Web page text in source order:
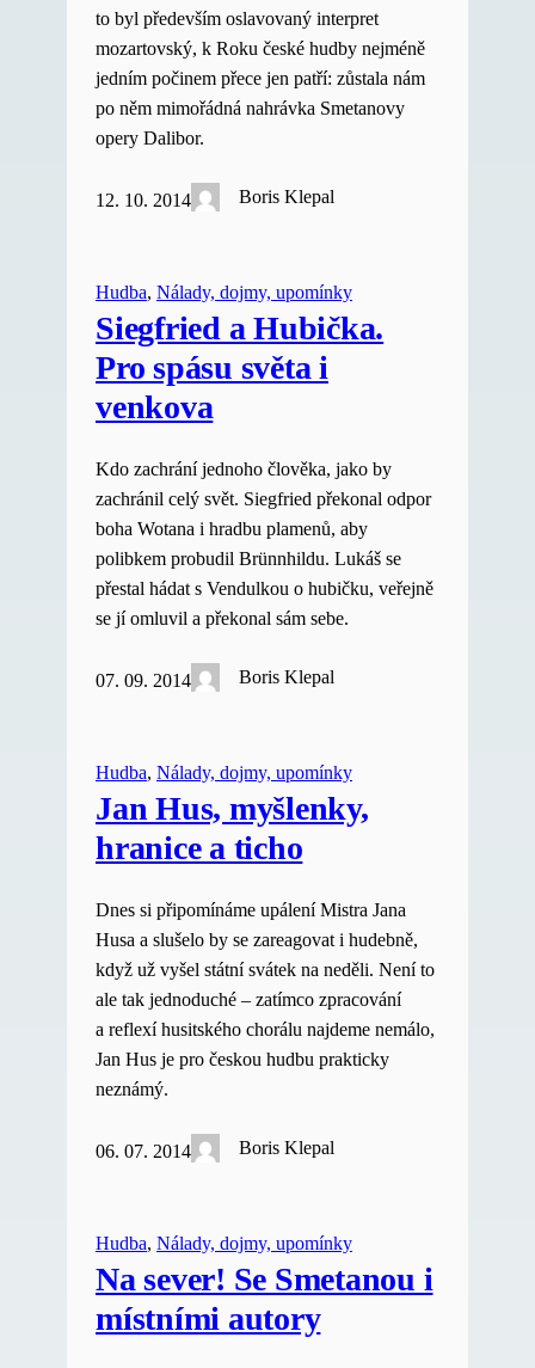
to byl především oslavovaný interpret
mozartovský, k Roku české hudby nejméně
jedním počinem přece jen patří: zůstala nám
po něm mimořádná nahrávka Smetanovy
opery Dalibor.
12. 10. 2014 Boris Klepal
Hudba, Nálady, dojmy, upomínky
Siegfried a Hubička.
Pro spásu světa i
venkova
Kdo zachrání jednoho člověka, jako by
zachránil celý svět. Siegfried překonal odpor
boha Wotana i hradbu plamenů, aby
polibkem probudil Brünnhildu. Lukáš se
přestal hádat s Vendulkou o hubičku, veřejně
se jí omluvil a překonal sám sebe.
07. 09. 2014 Boris Klepal
Hudba, Nálady, dojmy, upomínky
Jan Hus, myšlenky,
hranice a ticho
Dnes si připomínáme upálení Mistra Jana
Husa a slušelo by se zareagovat i hudebně,
když už vyšel státní svátek na neděli. Není to
ale tak jednoduché – zatímco zpracování
a reflexí husitského chorálu najdeme nemálo,
Jan Hus je pro českou hudbu prakticky
neznámý.
06. 07. 2014 Boris Klepal
Hudba, Nálady, dojmy, upomínky
Na sever! Se Smetanou i
místními autory